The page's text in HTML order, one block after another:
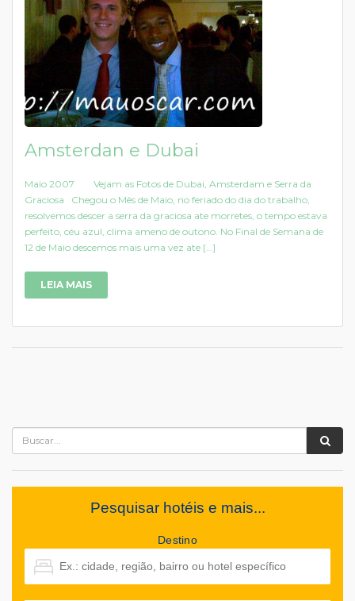
Amsterdan e Dubai
Maio 2007 Vejam as Fotos de Dubai, Amsterdam e Serra da
Graciosa Chegou o Mês de Maio, no feriado do dia do trabalho,
resolvemos descer a serra da graciosa ate morretes, o tempo estava
perfeito, céu azul, clima ameno de outono. No Final de Semana de
12 de Maio descemos mais uma vez ate […]
LEIA MAIS
Pesquisar hotéis e mais...
Destino